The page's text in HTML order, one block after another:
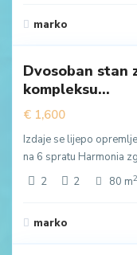
marko
Budva
Dvosoban stan
kompleksu...
€ 1,600
Izdaje se lijepo
na 6 spratu Harmonia
2
2 80 m2
marko
Budva